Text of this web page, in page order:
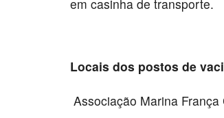
em casinha de transporte.
Locais dos postos de
Associação Marina